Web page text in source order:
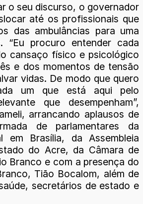
o seu discurso, o governador
até os profissionais que
das ambulâncias para uma
“Eu procuro entender cada
cansaço físico e psicológico
e dos momentos de tensão
vidas. De modo que quero
um que está aqui pelo
que desempenham”,
arrancando aplausos de
de parlamentares da
em Brasília, da Assembleia
do Acre, da Câmara de
Branco e com a presença do
Tião Bocalom, além de
secretários de estado e